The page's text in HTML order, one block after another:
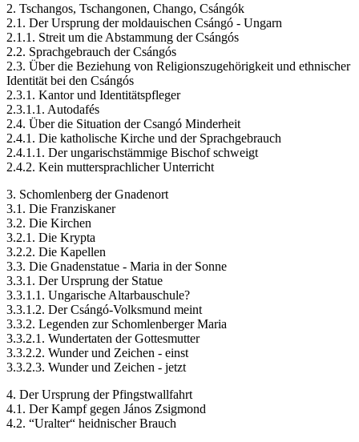
2. Tschangos, Tschangonen, Chango, Csángók
2.1. Der Ursprung der moldauischen Csángó - Ungarn
2.1.1. Streit um die Abstammung der Csángós
2.2. Sprachgebrauch der Csángós
2.3. Über die Beziehung von Religionszugehörigkeit und ethnischer
Identität bei den Csángós
2.3.1. Kantor und Identitätspfleger
2.3.1.1. Autodafés
2.4. Über die Situation der Csangó Minderheit
2.4.1. Die katholische Kirche und der Sprachgebrauch
2.4.1.1. Der ungarischstämmige Bischof schweigt
2.4.2. Kein muttersprachlicher Unterricht
3. Schomlenberg der Gnadenort
3.1. Die Franziskaner
3.2. Die Kirchen
3.2.1. Die Krypta
3.2.2. Die Kapellen
3.3. Die Gnadenstatue - Maria in der Sonne
3.3.1. Der Ursprung der Statue
3.3.1.1. Ungarische Altarbauschule?
3.3.1.2. Der Csángó-Volksmund meint
3.3.2. Legenden zur Schomlenberger Maria
3.3.2.1. Wundertaten der Gottesmutter
3.3.2.2. Wunder und Zeichen - einst
3.3.2.3. Wunder und Zeichen - jetzt
4. Der Ursprung der Pfingstwallfahrt
4.1. Der Kampf gegen János Zsigmond
4.2. “Uralter“ heidnischer Brauch